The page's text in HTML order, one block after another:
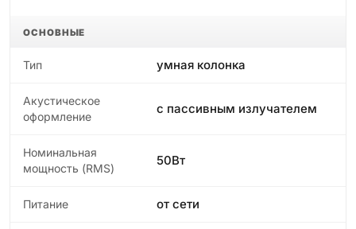
ОСНОВНЫЕ
Тип умная колонка
Акустическое
оформление
с пассивным излучателем
Номинальная
мощность (RMS)
50Вт
Питание от сети